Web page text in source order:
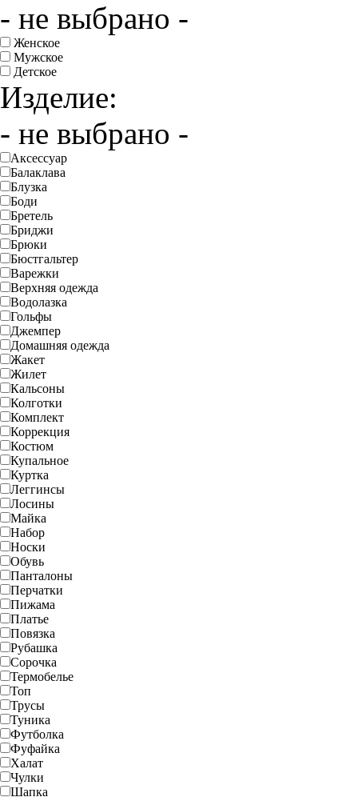
- не выбрано -
Женское
Мужское
Детское
Изделие:
- не выбрано -
Аксессуар
Балаклава
Блузка
Боди
Бретель
Бриджи
Брюки
Бюстгальтер
Варежки
Верхняя одежда
Водолазка
Гольфы
Джемпер
Домашняя одежда
Жакет
Жилет
Кальсоны
Колготки
Комплект
Коррекция
Костюм
Купальное
Куртка
Леггинсы
Лосины
Майка
Набор
Носки
Обувь
Панталоны
Перчатки
Пижама
Платье
Повязка
Рубашка
Сорочка
Термобелье
Топ
Трусы
Туника
Футболка
Фуфайка
Халат
Чулки
Шапка